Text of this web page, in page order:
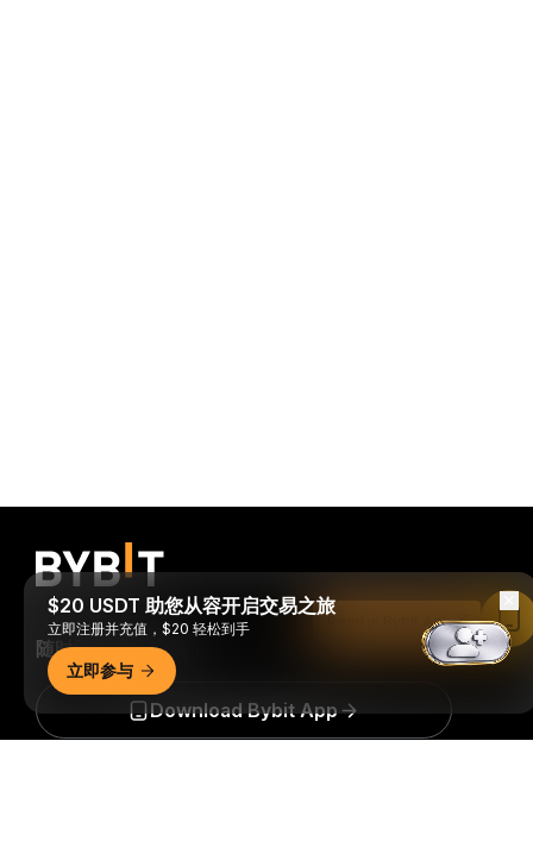
随时随地进行交易！
Download Bybit App
$20 USDT 助您从容开启交易之旅
立即注册并充值，$20 轻松到手
立即参与
Read in Bybit App